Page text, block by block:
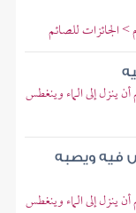
الجائزات للصائم
ينزل إلى الماء وينغطس
فيه ويصبه
ينزل إلى الماء وينغطس